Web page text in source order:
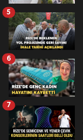
5
6
7